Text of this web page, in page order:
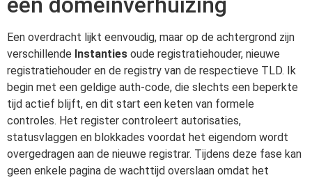
Een overdracht lijkt eenvoudig, maar op de achtergrond zijn
verschillende Instanties oude registratiehouder, nieuwe
registratiehouder en de registry van de respectieve TLD. Ik
begin met een geldige auth-code, die slechts een beperkte
tijd actief blijft, en dit start een keten van formele
controles. Het register controleert autorisaties,
statusvlaggen en blokkades voordat het eigendom wordt
overgedragen aan de nieuwe registrar. Tijdens deze fase kan
geen enkele pagina de wachttijd overslaan omdat het